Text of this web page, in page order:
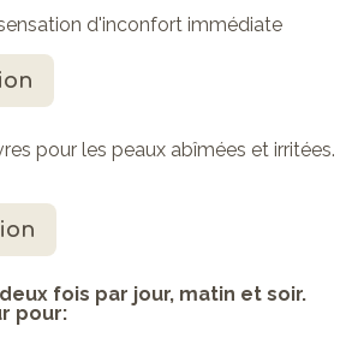
d'inconfort immédiate
pour les peaux abîmées et irritées.
fois par jour, matin et soir.
pour: